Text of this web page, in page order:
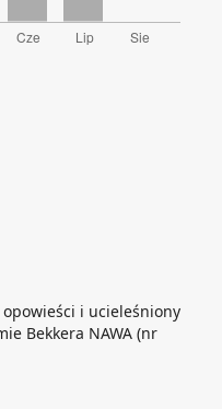
i ucieleśniony
Bekkera NAWA (nr